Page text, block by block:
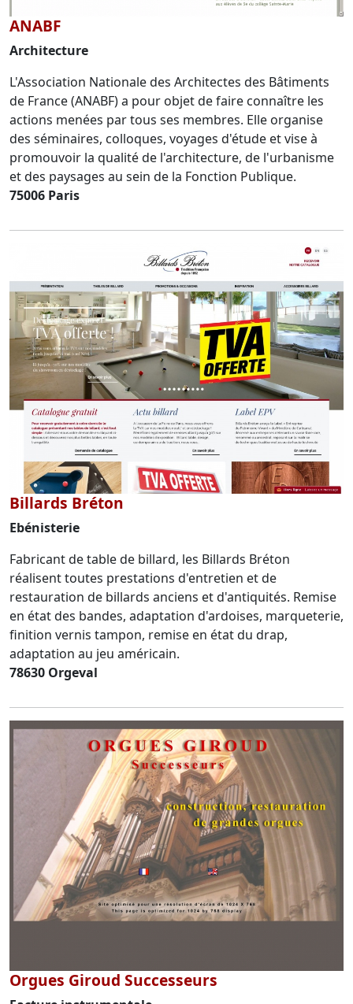
ANABF
Architecture
L'Association Nationale des Architectes des Bâtiments
de France (ANABF) a pour objet de faire connaître les
actions menées par tous ses membres. Elle organise
des séminaires, colloques, voyages d'étude et vise à
promouvoir la qualité de l'architecture, de l'urbanisme
et des paysages au sein de la Fonction Publique.
75006 Paris
Billards Bréton
Ebénisterie
Fabricant de table de billard, les Billards Bréton
réalisent toutes prestations d'entretien et de
restauration de billards anciens et d'antiquités. Remise
en état des bandes, adaptation d'ardoises, marqueterie,
finition vernis tampon, remise en état du drap,
adaptation au jeu américain.
78630 Orgeval
Orgues Giroud Successeurs